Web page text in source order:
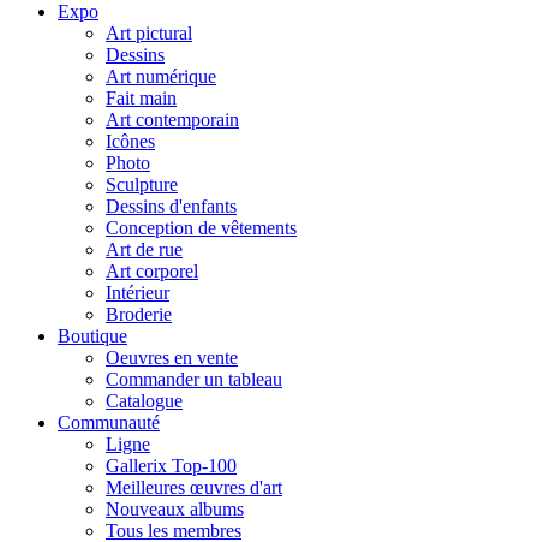
Expo
Art pictural
Dessins
Art numérique
Fait main
Art contemporain
Icônes
Photo
Sculpture
Dessins d'enfants
Conception de vêtements
Art de rue
Art corporel
Intérieur
Broderie
Boutique
Oeuvres en vente
Commander un tableau
Catalogue
Communauté
Ligne
Gallerix Top-100
Meilleures œuvres d'art
Nouveaux albums
Tous les membres